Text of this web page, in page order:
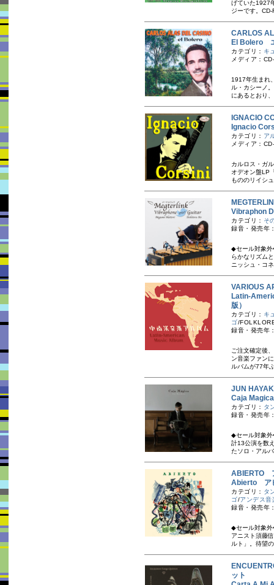
げていた1927
ジーです。
CARLOS
El Bolero
カテゴリ： キ
メディア：
1917年生まれ
ル・カシーノ
にあるとおり
IGNACIO
Ignacio
カテゴリ： ア
メディア：
カルロス・ガ
オデオン盤LP
もののリイシ
Vibraphon
カテゴリ： そ
録音・発売年
◆セール対象外
らかなリズム
ニッシュ・コ
VARIOUS
Latin-
版）
カテゴリ： キ
ゴ/
録音・発売年
ご注文確定後
ン音楽ファン
ルバムが77年
JUN
Caja
カテゴリ： タ
録音・発売年
◆セール対象外
計13公演を数
たソロ・アル
ABIERTO
Abierto ア
カテゴリ： タ
ゴ/アンデス音
録音・発売年
◆セール対象外
アニスト須藤
ルト」。待望
ット